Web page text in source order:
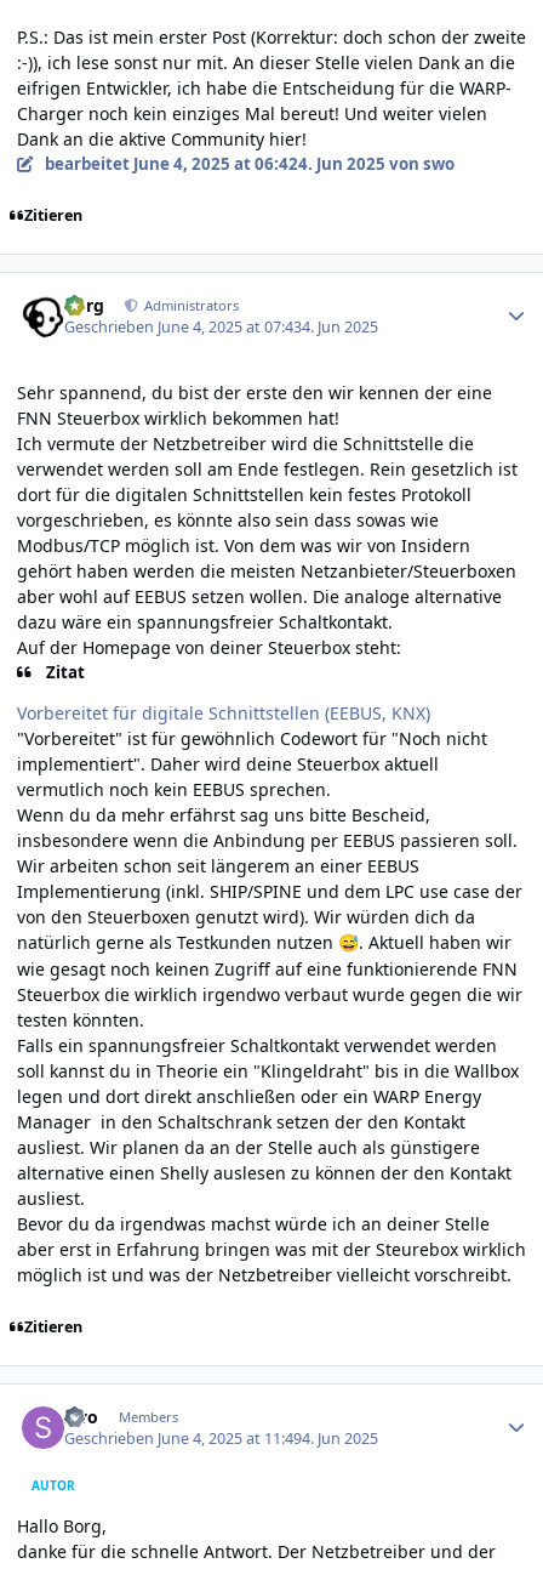
P.S.: Das ist mein erster Post (Korrektur: doch schon der zweite
:-)), ich lese sonst nur mit. An dieser Stelle vielen Dank an die
eifrigen Entwickler, ich habe die Entscheidung für die WARP-
Charger noch kein einziges Mal bereut! Und weiter vielen
Dank an die aktive Community hier!
bearbeitet June 4, 2025 at 06:424. Jun 2025 von swo
Zitieren
borg Administrators
Geschrieben June 4, 2025 at 07:434. Jun 2025
Sehr spannend, du bist der erste den wir kennen der eine
FNN Steuerbox wirklich bekommen hat!
Ich vermute der Netzbetreiber wird die Schnittstelle die
verwendet werden soll am Ende festlegen. Rein gesetzlich ist
dort für die digitalen Schnittstellen kein festes Protokoll
vorgeschrieben, es könnte also sein dass sowas wie
Modbus/TCP möglich ist. Von dem was wir von Insidern
gehört haben werden die meisten Netzanbieter/Steuerboxen
aber wohl auf EEBUS setzen wollen. Die analoge alternative
dazu wäre ein spannungsfreier Schaltkontakt.
Auf der Homepage von deiner Steuerbox steht:
Zitat
Vorbereitet für digitale Schnittstellen (EEBUS, KNX)
"Vorbereitet" ist für gewöhnlich Codewort für "Noch nicht
implementiert". Daher wird deine Steuerbox aktuell
vermutlich noch kein EEBUS sprechen.
Wenn du da mehr erfährst sag uns bitte Bescheid,
insbesondere wenn die Anbindung per EEBUS passieren soll.
Wir arbeiten schon seit längerem an einer EEBUS
Implementierung (inkl. SHIP/SPINE und dem LPC use case der
von den Steuerboxen genutzt wird). Wir würden dich da
natürlich gerne als Testkunden nutzen 😅. Aktuell haben wir
wie gesagt noch keinen Zugriff auf eine funktionierende FNN
Steuerbox die wirklich irgendwo verbaut wurde gegen die wir
testen könnten.
Falls ein spannungsfreier Schaltkontakt verwendet werden
soll kannst du in Theorie ein "Klingeldraht" bis in die Wallbox
legen und dort direkt anschließen oder ein WARP Energy
Manager in den Schaltschrank setzen der den Kontakt
ausliest. Wir planen da an der Stelle auch als günstigere
alternative einen Shelly auslesen zu können der den Kontakt
ausliest.
Bevor du da irgendwas machst würde ich an deiner Stelle
aber erst in Erfahrung bringen was mit der Steurebox wirklich
möglich ist und was der Netzbetreiber vielleicht vorschreibt.
Zitieren
swo Members
Geschrieben June 4, 2025 at 11:494. Jun 2025
AUTOR
Hallo Borg,
danke für die schnelle Antwort. Der Netzbetreiber und der